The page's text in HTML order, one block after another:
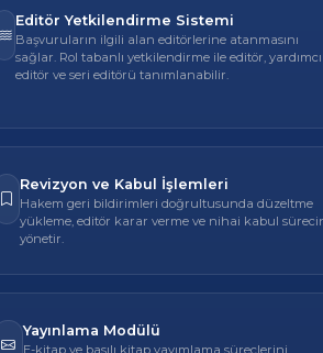
Editör Yetkilendirme Sistemi
Başvuruların ilgili alan editörlerine atanmasını
sağlar. Rol tabanlı yetkilendirme ile editör, yardımcı
editör ve seri editörü tanımlanabilir.
Revizyon ve Kabul İşlemleri
Hakem geri bildirimleri doğrultusunda düzeltme
yükleme, editör karar verme ve nihai kabul
yönetir.
Yayınlama Modülü
E-kitap ve basılı kitap yayımlama süreçlerini